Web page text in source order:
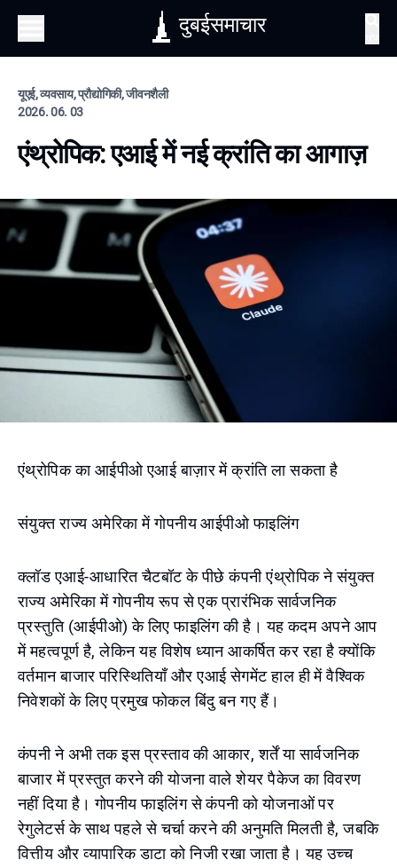
दुबईसमाचार
यूएई, व्यवसाय, प्रौद्योगिकी, जीवनशैली
2026. 06. 03
एंथ्रोपिक: एआई में नई क्रांति का आगाज़
एंथ्रोपिक का आईपीओ एआई बाज़ार में क्रांति ला सकता है
संयुक्त राज्य अमेरिका में गोपनीय आईपीओ फाइलिंग
क्लॉड एआई-आधारित चैटबॉट के पीछे कंपनी एंथ्रोपिक ने संयुक्त
राज्य अमेरिका में गोपनीय रूप से एक प्रारंभिक सार्वजनिक
प्रस्तुति (आईपीओ) के लिए फाइलिंग की है। यह कदम अपने आप
में महत्वपूर्ण है, लेकिन यह विशेष ध्यान आकर्षित कर रहा है क्योंकि
वर्तमान बाजार परिस्थितियाँ और एआई सेगमेंट हाल ही में वैश्विक
निवेशकों के लिए प्रमुख फोकल बिंदु बन गए हैं।
कंपनी ने अभी तक इस प्रस्ताव की आकार, शर्तें या सार्वजनिक
बाजार में प्रस्तुत करने की योजना वाले शेयर पैकेज का विवरण
नहीं दिया है। गोपनीय फाइलिंग से कंपनी को योजनाओं पर
रेगुलेटर्स के साथ पहले से चर्चा करने की अनुमति मिलती है, जबकि
वित्तीय और व्यापारिक डाटा को निजी रखा जाता है। यह उच्च